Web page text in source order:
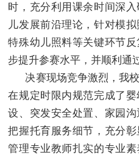
时，充分利用课余时间深
儿发展前沿理论，针对模
特殊幼儿照料等关键环节
步提升参赛水平，并顺利通
决赛现场竞争激烈，我
在规定时限内规范完成了
设、突发安全处置、家园
把握托育服务细节，充分
管理专业教师扎实的专业